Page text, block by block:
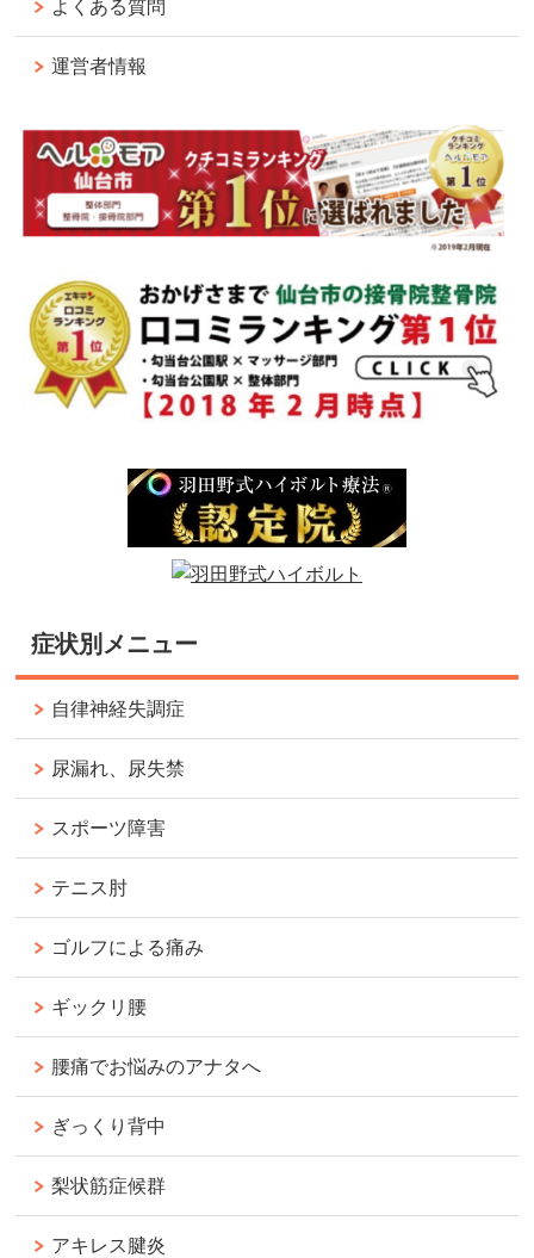
よくある質問
運営者情報
症状別メニュー
自律神経失調症
尿漏れ、尿失禁
スポーツ障害
テニス肘
ゴルフによる痛み
ギックリ腰
腰痛でお悩みのアナタへ
ぎっくり背中
梨状筋症候群
アキレス腱炎